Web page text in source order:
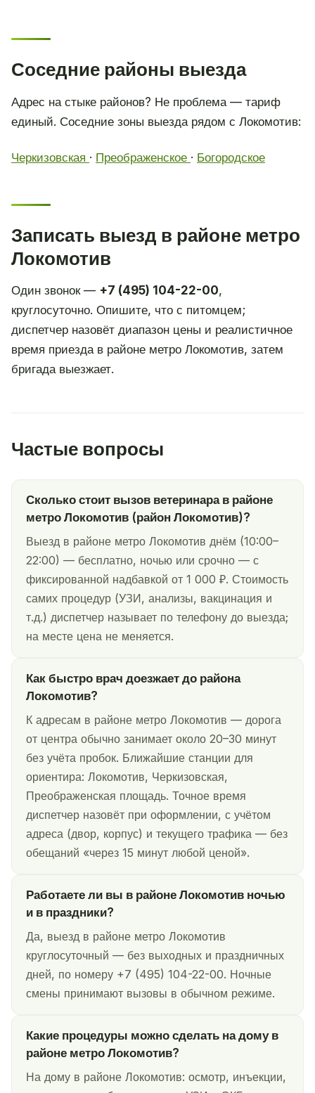
Соседние районы выезда
Адрес на стыке районов? Не проблема — тариф
единый. Соседние зоны выезда рядом с Локомотив:
Черкизовская · Преображенское · Богородское
Записать выезд в районе метро
Локомотив
Один звонок — +7 (495) 104-22-00,
круглосуточно. Опишите, что с питомцем;
диспетчер назовёт диапазон цены и реалистичное
время приезда в районе метро Локомотив, затем
бригада выезжает.
Частые вопросы
Сколько стоит вызов ветеринара в районе
метро Локомотив (район Локомотив)?
Выезд в районе метро Локомотив днём (10:00–
22:00) — бесплатно, ночью или срочно — с
фиксированной надбавкой от 1 000 ₽. Стоимость
самих процедур (УЗИ, анализы, вакцинация и
т.д.) диспетчер называет по телефону до выезда;
на месте цена не меняется.
Как быстро врач доезжает до района
Локомотив?
К адресам в районе метро Локомотив — дорога
от центра обычно занимает около 20–30 минут
без учёта пробок. Ближайшие станции для
ориентира: Локомотив, Черкизовская,
Преображенская площадь. Точное время
диспетчер назовёт при оформлении, с учётом
адреса (двор, корпус) и текущего трафика — без
обещаний «через 15 минут любой ценой».
Работаете ли вы в районе Локомотив ночью
и в праздники?
Да, выезд в районе метро Локомотив
круглосуточный — без выходных и праздничных
дней, по номеру +7 (495) 104-22-00. Ночные
смены принимают вызовы в обычном режиме.
Какие процедуры можно сделать на дому в
районе метро Локомотив?
На дому в районе Локомотив: осмотр, инъекции,